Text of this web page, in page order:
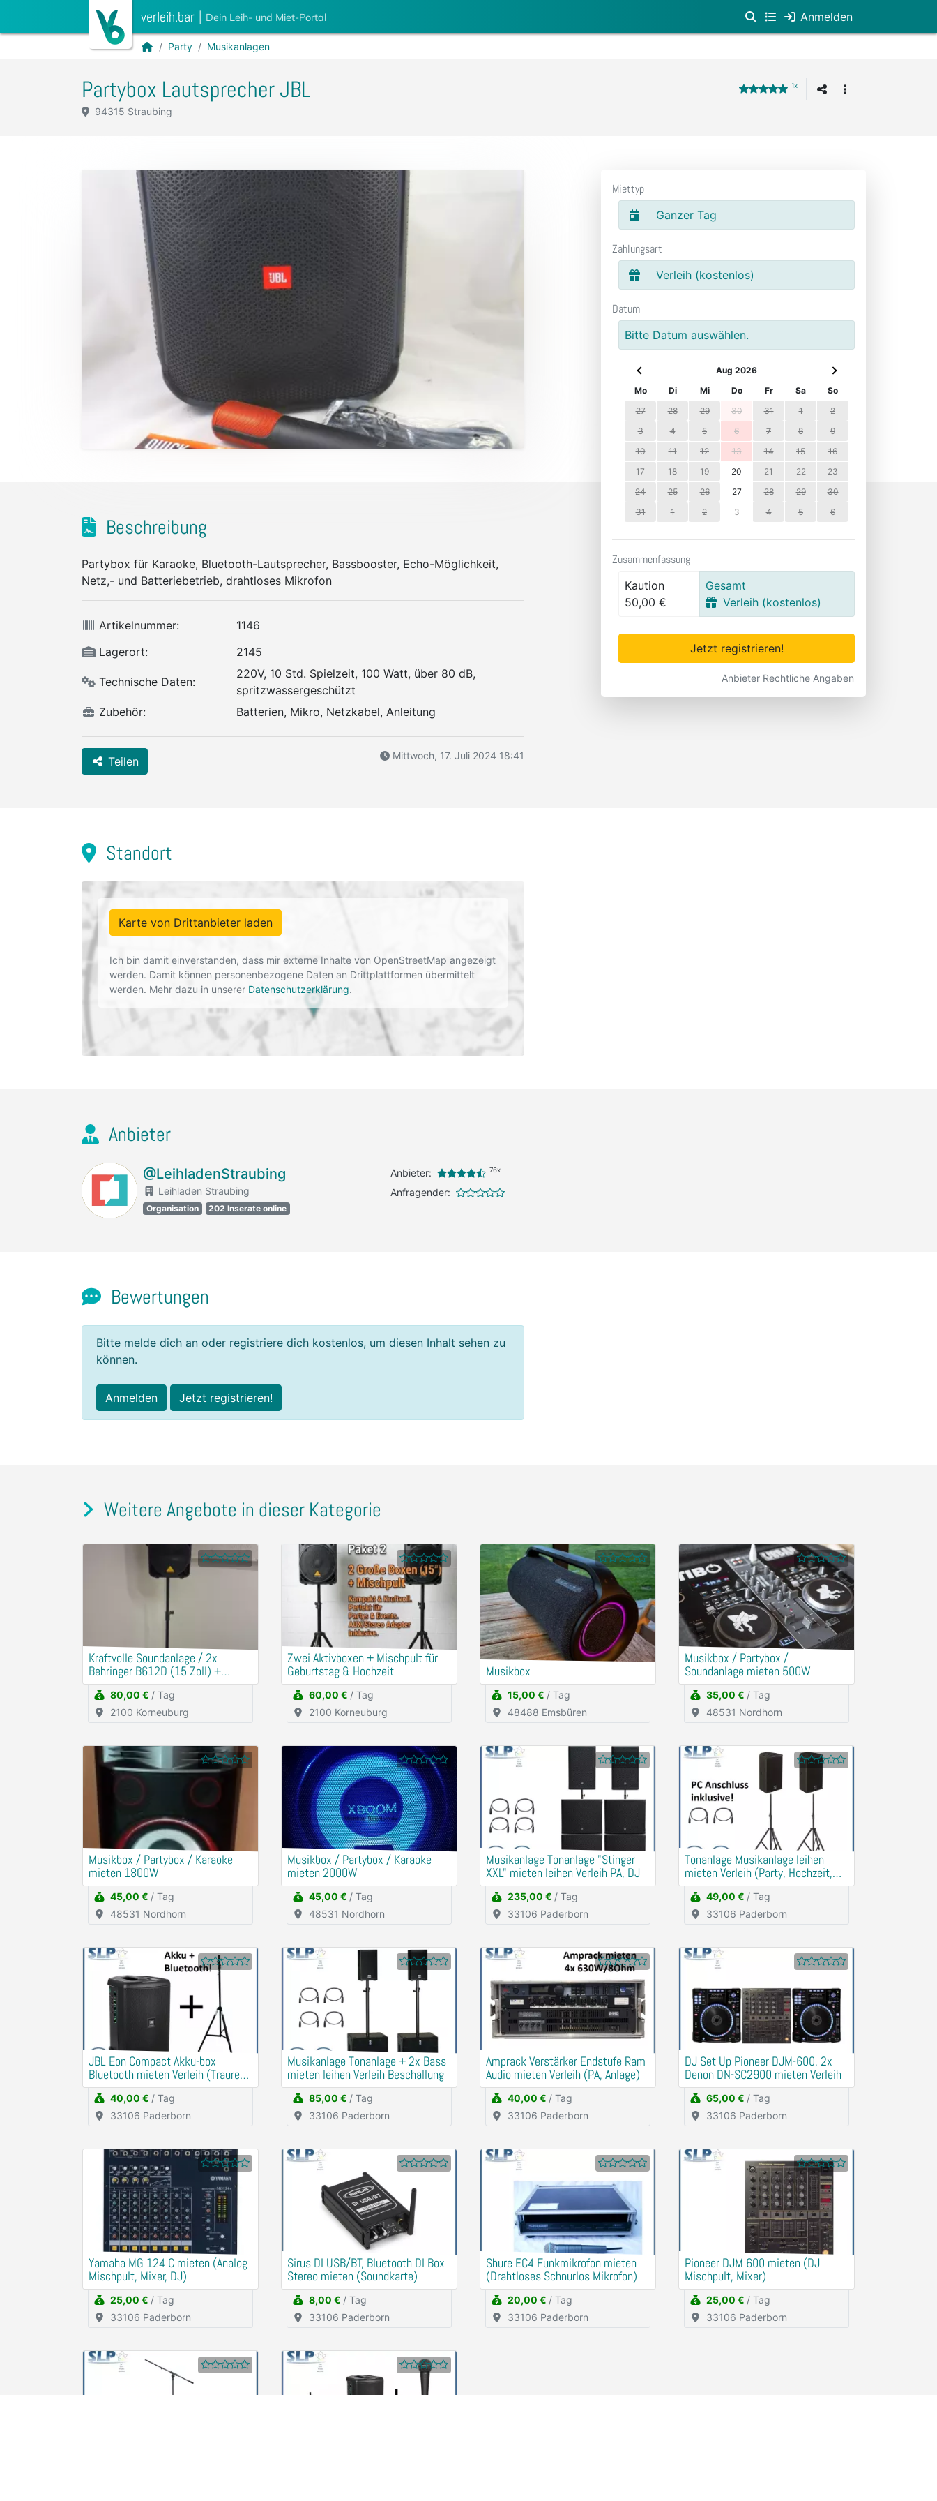
verleih.bar | Dein Leih- und Miet-Portal Anmelden
Party Musikanlagen
Partybox Lautsprecher JBL 1x
94315 Straubing
Miettyp
Ganzer Tag
Zahlungsart
Verleih (kostenlos)
Datum
Bitte Datum auswählen.
Aug 2026
Mo
Di Mi Do Fr Sa
So
27
28 29 30 31 1
2
3
4 5 6 7 8
9
10
11 12 13 14 15
16
17
18 19 20 21 22
23
24
25 26 27 28 29
30
31
1 2 3 4 5 6
Zusammenfassung
Kaution
50,00 €
Gesamt
Verleih (kostenlos)
Jetzt registrieren!
Anbieter Rechtliche Angaben
Beschreibung
Partybox für Karaoke, Bluetooth-Lautsprecher, Bassbooster, Echo-Möglichkeit,
Netz,- und Batteriebetrieb, drahtloses Mikrofon
Artikelnummer:
1146
Lagerort:
2145
Technische Daten:
220V, 10 Std. Spielzeit, 100 Watt, über 80 dB,
spritzwassergeschützt
Zubehör:
Batterien, Mikro, Netzkabel, Anleitung
Teilen Mittwoch, 17. Juli 2024 18:41
Standort
Karte von Drittanbieter laden
Ich bin damit einverstanden, dass mir externe Inhalte von OpenStreetMap angezeigt
werden. Damit können personenbezogene Daten an Drittplattformen übermittelt
werden. Mehr dazu in unserer Datenschutzerklärung.
Anbieter
@LeihladenStraubing
Leihladen Straubing
Organisation 202 Inserate online
Anbieter: 76x
Anfragender:
Bewertungen
Bitte melde dich an oder registriere dich kostenlos, um diesen Inhalt sehen zu
können.
Anmelden Jetzt registrieren!
Weitere Angebote in dieser Kategorie
Kraftvolle Soundanlage / 2x
Behringer B612D (15 Zoll) +
Mischpult
80,00 € / Tag
2100 Korneuburg
​Zwei Aktivboxen + Mischpult für
Geburtstag & Hochzeit
60,00 € / Tag
2100 Korneuburg
Musikbox
15,00 € / Tag
48488 Emsbüren
Musikbox / Partybox /
Soundanlage mieten 500W
35,00 € / Tag
48531 Nordhorn
Musikbox / Partybox / Karaoke
mieten 1800W
45,00 € / Tag
48531 Nordhorn
Musikbox / Partybox / Karaoke
mieten 2000W
45,00 € / Tag
48531 Nordhorn
Musikanlage Tonanlage "Stinger
XXL" mieten leihen Verleih PA, DJ
235,00 € / Tag
33106 Paderborn
Tonanlage Musikanlage leihen
mieten Verleih (Party, Hochzeit,
Geburtstag)
49,00 € / Tag
33106 Paderborn
JBL Eon Compact Akku-box
Bluetooth mieten Verleih (Traurede,
Demo)
40,00 € / Tag
33106 Paderborn
Musikanlage Tonanlage + 2x Bass
mieten leihen Verleih Beschallung
85,00 € / Tag
33106 Paderborn
Amprack Verstärker Endstufe Ram
Audio mieten Verleih (PA, Anlage)
40,00 € / Tag
33106 Paderborn
DJ Set Up Pioneer DJM-600, 2x
Denon DN-SC2900 mieten Verleih
65,00 € / Tag
33106 Paderborn
Yamaha MG 124 C mieten (Analog
Mischpult, Mixer, DJ)
25,00 € / Tag
33106 Paderborn
Sirus DI USB/BT, Bluetooth DI Box
Stereo mieten (Soundkarte)
8,00 € / Tag
33106 Paderborn
Shure EC4 Funkmikrofon mieten
(Drahtloses Schnurlos Mikrofon)
20,00 € / Tag
33106 Paderborn
Pioneer DJM 600 mieten (DJ
Mischpult, Mixer)
25,00 € / Tag
33106 Paderborn